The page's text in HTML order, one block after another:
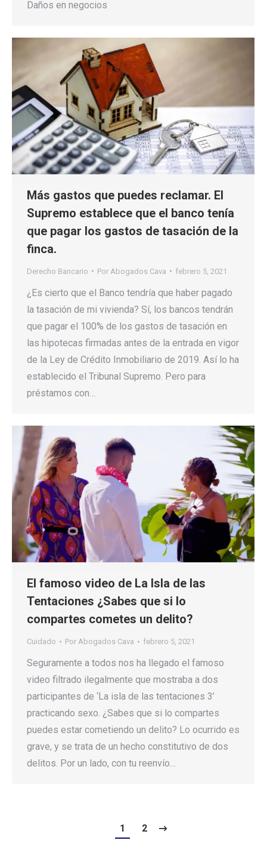
Daños en negocios
Más gastos que puedes reclamar. El
Supremo establece que el banco tenía
que pagar los gastos de tasación de la
finca.
Derecho Bancario Por Abogados Cava febrero 5, 2021
¿Es cierto que el Banco tendría que haber pagado
la tasación de mi vivienda? Sí, los bancos tendrán
que pagar el 100% de los gastos de tasación en
las hipotecas firmadas antes de la entrada en vigor
de la Ley de Crédito Inmobiliario de 2019. Así lo ha
establecido el Tribunal Supremo. Pero para
préstamos con…
El famoso video de La Isla de las
Tentaciones ¿Sabes que si lo
compartes cometes un delito?
Cuidado Por Abogados Cava febrero 5, 2021
Seguramente a todos nos ha llegado el famoso
video filtrado ilegalmente que mostraba a dos
participantes de ‘La isla de las tentaciones 3’
practicando sexo. ¿Sabes que si lo compartes
puedes estar cometiendo un delito? Lo ocurrido es
grave, y se trata de un hecho constitutivo de dos
delitos. Por un lado, con tu reenvío…
1 2